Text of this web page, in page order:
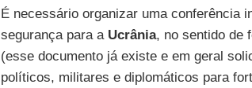
É necessário organizar uma conferência
segurança para aUcrânia, no sentido de
(esse documento já existe e em geral
políticos, militares e diplomáticos para